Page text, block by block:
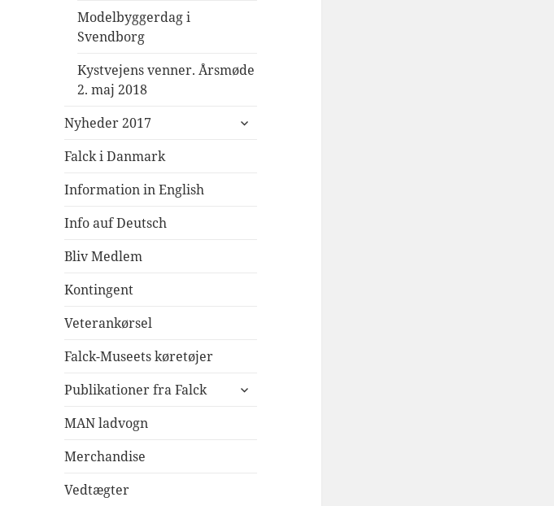
Modelbyggerdag i
Svendborg
Kystvejens venner. Årsmøde
2. maj 2018
Nyheder 2017
udvid
Falck i Danmark
Information in English
Info auf Deutsch
Bliv Medlem
Kontingent
Veterankørsel
Falck-Museets køretøjer
Publikationer fra Falck
udvid
MAN ladvogn
Merchandise
Vedtægter